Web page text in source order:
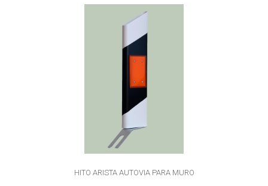
HITO ARISTA AUTOVIA PARA MURO